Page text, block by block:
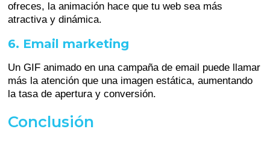
ofreces, la animación hace que tu web sea más
atractiva y dinámica.
6. Email marketing
Un GIF animado en una campaña de email puede llamar
más la atención que una imagen estática, aumentando
la tasa de apertura y conversión.
Conclusión